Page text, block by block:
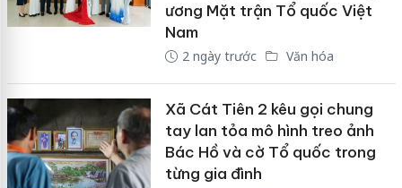
ương Mặt trận Tổ quốc Việt
Nam
2 ngày trước Văn hóa
Xã Cát Tiên 2 kêu gọi chung
tay lan tỏa mô hình treo ảnh
Bác Hồ và cờ Tổ quốc trong
từng gia đình